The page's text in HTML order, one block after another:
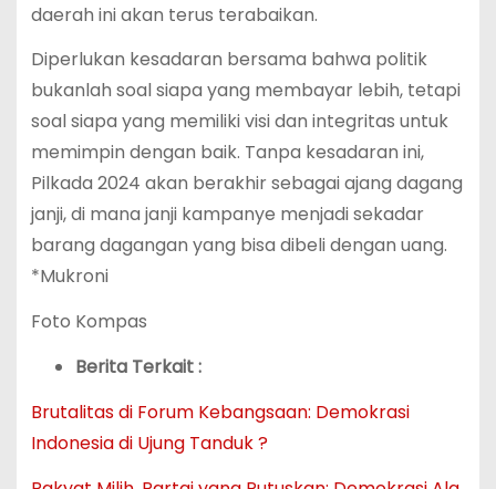
daerah ini akan terus terabaikan.
Diperlukan kesadaran bersama bahwa politik
bukanlah soal siapa yang membayar lebih, tetapi
soal siapa yang memiliki visi dan integritas untuk
memimpin dengan baik. Tanpa kesadaran ini,
Pilkada 2024 akan berakhir sebagai ajang dagang
janji, di mana janji kampanye menjadi sekadar
barang dagangan yang bisa dibeli dengan uang.
*Mukroni
Foto Kompas
Berita Terkait :
Brutalitas di Forum Kebangsaan: Demokrasi
Indonesia di Ujung Tanduk ?